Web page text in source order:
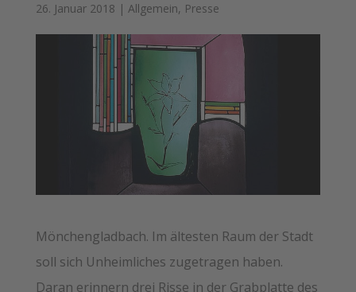
26. Januar 2018 | Allgemein, Presse
Mönchengladbach. Im ältesten Raum der Stadt
soll sich Unheimliches zugetragen haben.
Daran erinnern drei Risse in der Grabplatte des